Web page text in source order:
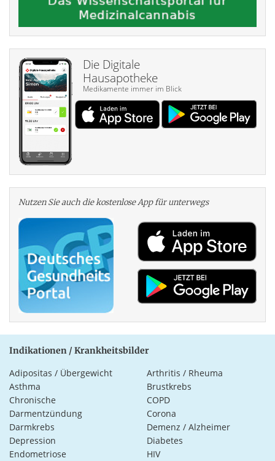
Die Digitale
Hausapotheke
Medikamente immer im Blick
Nutzen Sie auch die kosten­lose App für unterwegs
Indikationen / Krankheitsbilder
Adipositas / Übergewicht
Arthritis / Rheuma
Asthma
Brustkrebs
Chronische
Darmentzündung
COPD
Corona
Darmkrebs
Demenz / Alzheimer
Depression
Diabetes
Endometriose
HIV